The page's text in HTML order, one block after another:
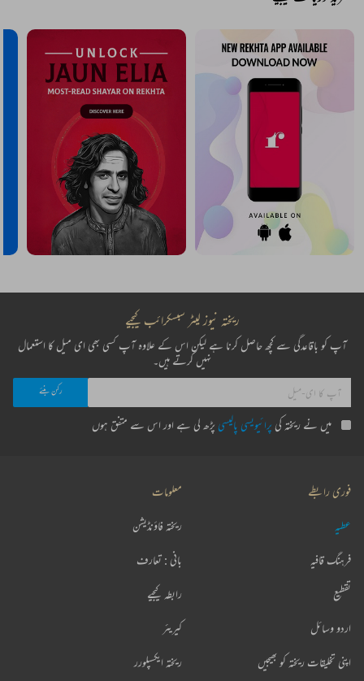
ریختہ نیوز لیٹر سبسکرائب کیجیے
آپ کو باقاعدگی سے کچھ حاصل کرنا ہے لیکن اس کے علاوہ آپ کسی بھی ای میل کا استعمال
نہیں کرتے ہیں۔
میں نے ریختہ کی پرائیویسی پالیسی پڑھ لی ہے اور اس سے متفق ہوں
فوری رابطے
عطیہ
فرہنگ قافیہ
تقطیع
اردو وسائل
اپنی تخلیقات ریختہ کو بھیجیں
معلومات
ریختہ فاؤنڈیشن
بانی : تعارف
رابطہ کیجیے
کیریئر
ریختہ ایکسپلورر